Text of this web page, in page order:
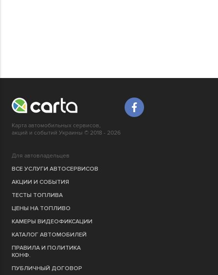
Карта автомобильных сервисов,
акций и событий Украины © 2018 - 2026
Для автовладельцев
ВСЕ УСЛУГИ АВТОСЕРВИСОВ
АКЦИИ И СОБЫТИЯ
ТЕСТЫ ТОПЛИВА
ЦЕНЫ НА ТОПЛИВО
КАМЕРЫ ВИДЕОФИКСАЦИИ
КАТАЛОГ АВТОМОБИЛЕЙ
ПРАВИЛА И ПОЛИТИКА
КОНФ.
ПУБЛИЧНЫЙ ДОГОВОР